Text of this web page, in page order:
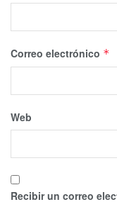
Correo electrónico *
Web
Recibir un correo